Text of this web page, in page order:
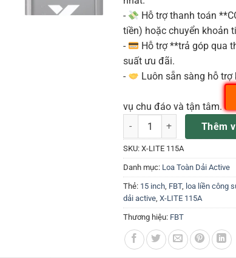
-
Hỗ trợ thanh toán
tiền) hoặc chuyển khoản
-
Hỗ trợ **trả góp qua
suất ưu đãi.
-
Luôn sẵn sàng hỗ
vụ chu đáo và tận tâm.
X LITE 115A Loa Full Liền
Thêm
SKU: X-LITE 115A
Danh mục: Loa Toàn Dải Active
Thẻ: 15 inch, FBT, loa liền công
dải active, X-LITE 115A
Thương hiệu: FBT